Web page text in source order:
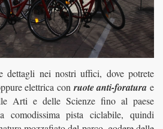
dettagli nei nostri uffici, dove potrete
elettrica con ruote anti-foratura e
Arti e delle Scienzefino al paese
comodissima pista ciclabile, quindi